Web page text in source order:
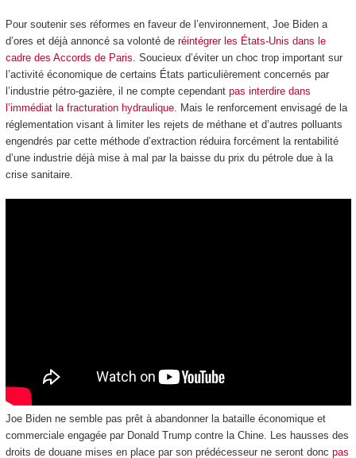
Pour soutenir ses réformes en faveur de l’environnement, Joe Biden a
d’ores et déjà annoncé sa volonté de réintégrer les États-Unis dans le
cadre des Accords de Paris. Soucieux d’éviter un choc trop important sur
l’activité économique de certains États particulièrement concernés par
l’industrie pétro-gazière, il ne compte cependant pas interdire dans
l’immédiat la fracturation hydraulique. Mais le renforcement envisagé de la
réglementation visant à limiter les rejets de méthane et d’autres polluants
engendrés par cette méthode d’extraction réduira forcément la rentabilité
d’une industrie déjà mise à mal par la baisse du prix du pétrole due à la
crise sanitaire.
Joe Biden ne semble pas prêt à abandonner la bataille économique et
commerciale engagée par Donald Trump contre la Chine. Les hausses des
droits de douane mises en place par son prédécesseur ne seront donc pas